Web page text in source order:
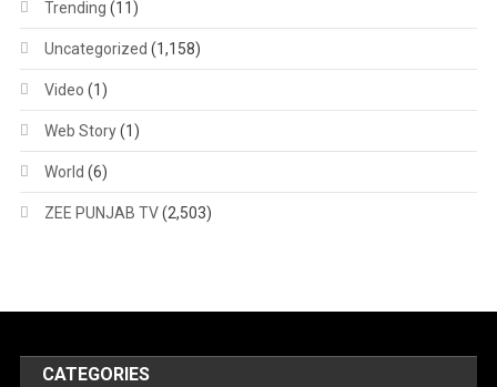
Trending (11)
Uncategorized (1,158)
Video (1)
Web Story(1)
World (6)
ZEE PUNJAB TV(2,503)
CATEGORIES